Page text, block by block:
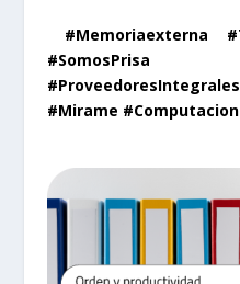
#Memoriaexterna
#SomosPrisa
#Mirame #Computacion